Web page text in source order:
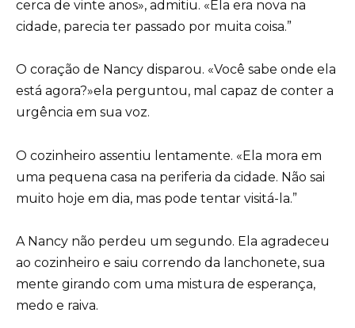
cerca de vinte anos», admitiu. «Ela era nova na
cidade, parecia ter passado por muita coisa.”
O coração de Nancy disparou. «Você sabe onde ela
está agora?»ela perguntou, mal capaz de conter a
urgência em sua voz.
O cozinheiro assentiu lentamente. «Ela mora em
uma pequena casa na periferia da cidade. Não sai
muito hoje em dia, mas pode tentar visitá-la.”
A Nancy não perdeu um segundo. Ela agradeceu
ao cozinheiro e saiu correndo da lanchonete, sua
mente girando com uma mistura de esperança,
medo e raiva.